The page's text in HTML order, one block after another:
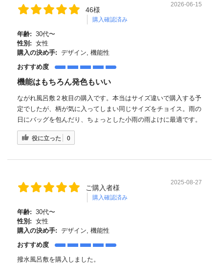
46様
購入確認済み
2026-06-15
年齢: 30代〜
性別: 女性
購入の決め手: デザイン, 機能性
おすすめ度
機能はもちろん発色もいい
ながれ風呂敷２枚目の購入です。本当はサイズ違いで購入する予
定でしたが、柄が気に入ってしまい同じサイズをチョイス。雨の
日にバッグを包んだり、ちょっとした小雨の雨よけに最適です。
役に立った 0
ご購入者様
購入確認済み
2025-08-27
年齢: 30代〜
性別: 女性
購入の決め手: デザイン, 機能性
おすすめ度
撥水風呂敷を購入しました。